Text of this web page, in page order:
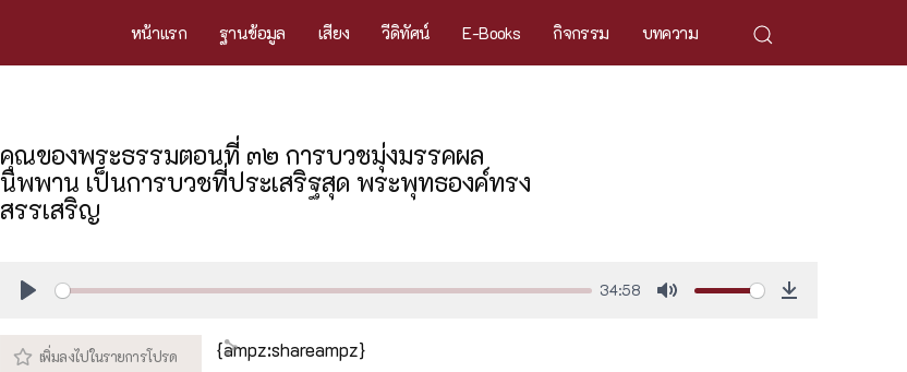
หน้าแรก ฐานข้อมูล เสียง วีดิทัศน์ E-Books กิจกรรม บทความ
คุณของพระธรรมตอนที่ ๓๒ การบวชมุ่งมรรคผล
นิพพาน เป็นการบวชที่ประเสริฐสุด พระพุทธองค์ทรง
สรรเสริญ
34:58
{ampz:shareampz}